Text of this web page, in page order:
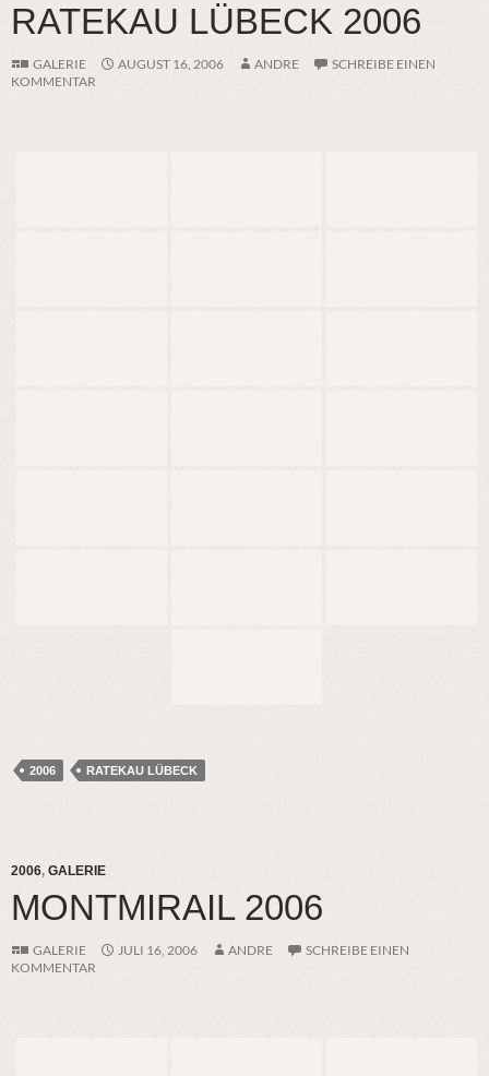
RATEKAU LÜBECK 2006
GALERIE AUGUST 16, 2006 ANDRE
SCHREIBE EINEN
KOMMENTAR
2006 RATEKAU LÜBECK
2006, GALERIE
MONTMIRAIL 2006
GALERIE JULI 16, 2006 ANDRE
SCHREIBE EINEN
KOMMENTAR